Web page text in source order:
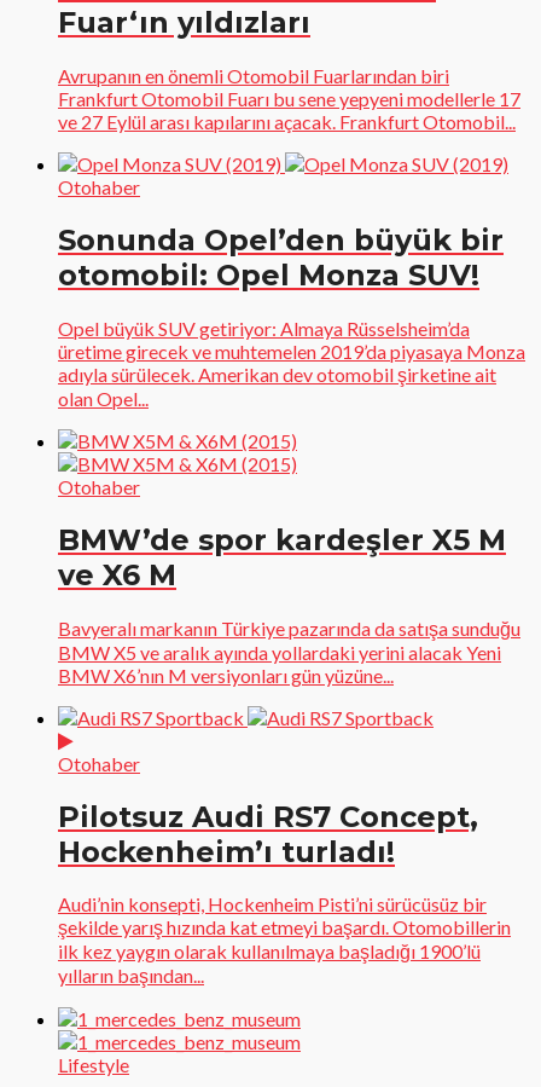
Fuar‘ın yıldızları
Avrupanın en önemli Otomobil Fuarlarından biri
Frankfurt Otomobil Fuarı bu sene yepyeni modellerle 17
ve 27 Eylül arası kapılarını açacak. Frankfurt Otomobil...
Otohaber
Sonunda Opel’den büyük bir
otomobil: Opel Monza SUV!
Opel büyük SUV getiriyor: Almaya Rüsselsheim’da
üretime girecek ve muhtemelen 2019’da piyasaya Monza
adıyla sürülecek. Amerikan dev otomobil şirketine ait
olan Opel...
Otohaber
BMW’de spor kardeşler X5 M
ve X6 M
Bavyeralı markanın Türkiye pazarında da satışa sunduğu
BMW X5 ve aralık ayında yollardaki yerini alacak Yeni
BMW X6’nın M versiyonları gün yüzüne...
Otohaber
Pilotsuz Audi RS7 Concept,
Hockenheim’ı turladı!
Audi’nin konsepti, Hockenheim Pisti’ni sürücüsüz bir
şekilde yarış hızında kat etmeyi başardı. Otomobillerin
ilk kez yaygın olarak kullanılmaya başladığı 1900’lü
yılların başından...
Lifestyle